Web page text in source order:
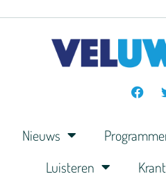
Nieuws
Luisteren
Krant